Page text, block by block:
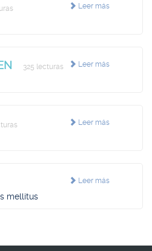
Leer más
Leer más
325 lecturas
Leer más
Leer más
mellitus